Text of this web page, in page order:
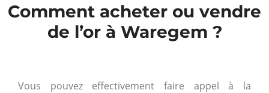
Comment acheter ou vendre
de l’or à Waregem ?
Vous pouvez effectivement faire appel à la